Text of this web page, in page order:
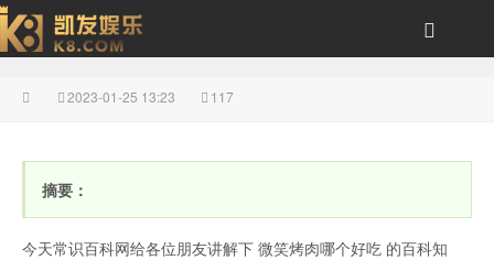
2023-01-25 13:23 117
摘要：
今天常识百科网给各位朋友讲解下 微笑烤肉哪个好吃 的百科知